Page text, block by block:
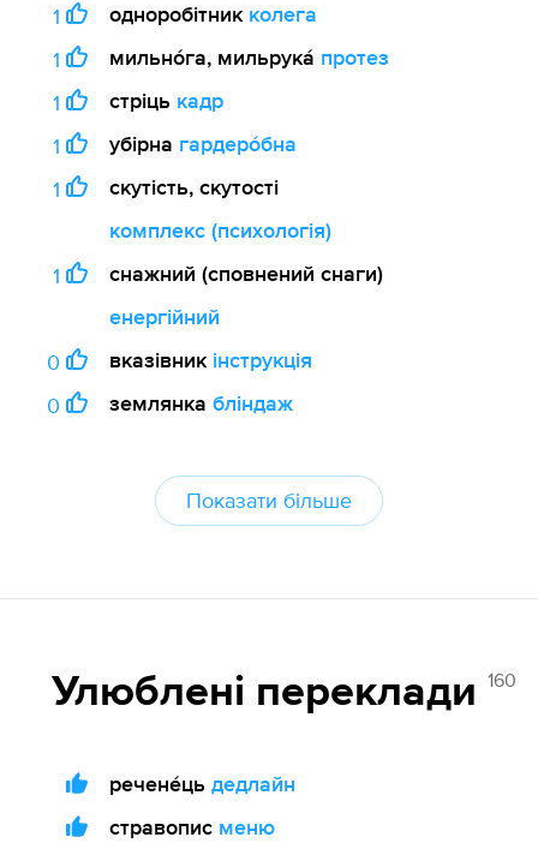
1
одноробітник колега
1
мильно́га, мильрука́ протез
1
стріць кадр
1
убірна гардеро́бна
1
скутість, скутості
комплекс (психологія)
1
снажний (сповнений снаги)
енергійний
0
вказівник інструкція
0
землянка бліндаж
Показати більше
Улюблені переклади 160
речене́ць дедлайн
стравопис меню